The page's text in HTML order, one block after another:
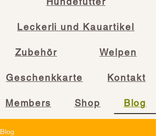
Leckerli und Kauartikel
Zubehör Welpen
Geschenkkarte Kontakt
Members Shop Blog
Blog